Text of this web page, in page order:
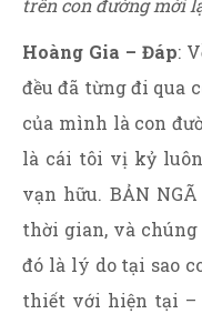
trên con đường mới
Hoàng Gia – Đáp:
đều đã từng đi qua
của mình là con
là cái tôi vị kỷ
vạn hữu. BẢN
thời gian, và
đó là lý do tại sao
thiết với hiện tại –